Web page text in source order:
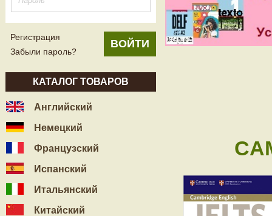
Регистрация
Забыли пароль?
КАТАЛОГ ТОВАРОВ
Английский
Немецкий
Французский
Испанский
Итальянский
Китайский